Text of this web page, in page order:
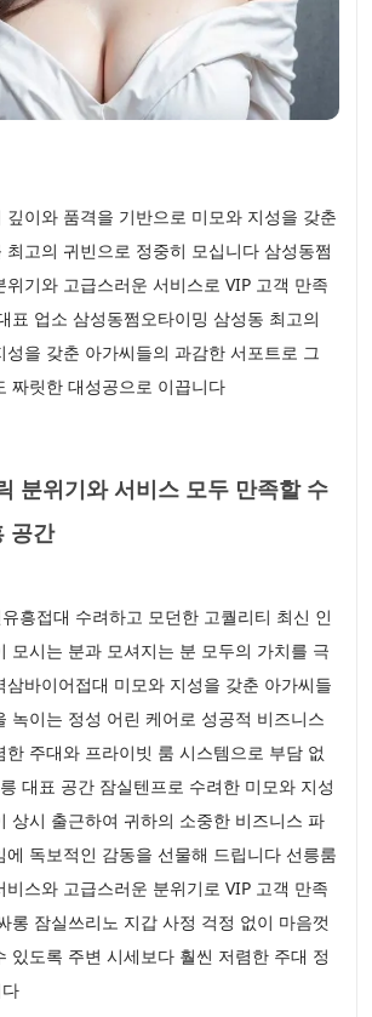
깊이와 품격을 기반으로 미모와 지성을 갖춘
최고의 귀빈으로 정중히 모십니다 삼성동쩜
위기와 고급스러운 서비스로 VIP 고객 만족
표 업소 삼성동쩜오타이밍 삼성동 최고의
성을 갖춘 아가씨들의 과감한 서포트로 그
짜릿한 대성공으로 이끕니다
분위기와 서비스 모두 만족할 수
공간
흥접대 수려하고 모던한 고퀄리티 최신 인
모시는 분과 모셔지는 분 모두의 가치를 극
바이어접대 미모와 지성을 갖춘 아가씨들
녹이는 정성 어린 케어로 성공적 비즈니스
한 주대와 프라이빗 룸 시스템으로 부담 없
대표 공간 잠실텐프로 수려한 미모와 지성
상시 출근하여 귀하의 소중한 비즈니스 파
에 독보적인 감동을 선물해 드립니다 선릉룸
스와 고급스러운 분위기로 VIP 고객 만족
롱 잠실쓰리노 지갑 사정 걱정 없이 마음껏
있도록 주변 시세보다 훨씬 저렴한 주대 정